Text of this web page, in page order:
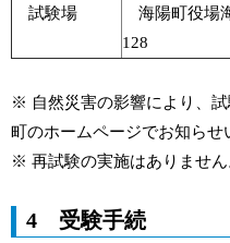
試験場
海陽町役場
128
※ 自然災害の影響により、
町のホームページでお知らせ
※ 再試験の実施はありません
4 受験手続